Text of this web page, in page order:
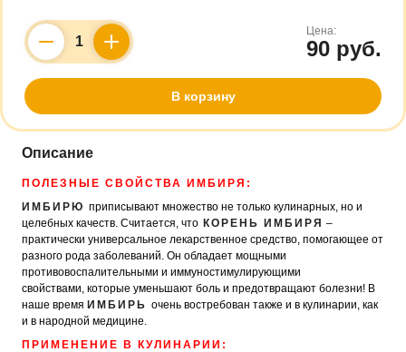
Counter
Цена:
90 руб.
В корзину
Описание
ПОЛЕЗНЫЕ СВОЙСТВА ИМБИРЯ:
ИМБИРЮ приписывают множество не только кулинарных, но и
целебных качеств. Считается, что КОРЕНЬ ИМБИРЯ –
практически универсальное лекарственное средство, помогающее от
разного рода заболеваний. Он обладает мощными
противовоспалительными и иммуностимулирующими
свойствами, которые уменьшают боль и предотвращают болезни! В
наше время ИМБИРЬ очень востребован также и в кулинарии, как
и в народной медицине.
ПРИМЕНЕНИЕ В КУЛИНАРИИ: